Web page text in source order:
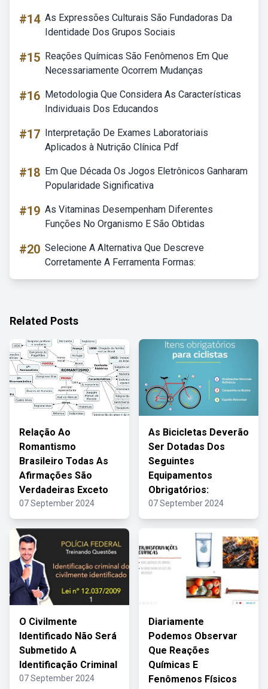
#14 As Expressões Culturais São Fundadoras Da
Identidade Dos Grupos Sociais
#15 Reações Químicas São Fenômenos Em Que
Necessariamente Ocorrem Mudanças
#16 Metodologia Que Considera As Características
Individuais Dos Educandos
#17 Interpretação De Exames Laboratoriais
Aplicados à Nutrição Clínica Pdf
#18 Em Que Década Os Jogos Eletrônicos Ganharam
Popularidade Significativa
#19 As Vitaminas Desempenham Diferentes
Funções No Organismo E São Obtidas
#20 Selecione A Alternativa Que Descreve
Corretamente A Ferramenta Formas:
Related Posts
Relação Ao
Romantismo
Brasileiro Todas As
Afirmações São
Verdadeiras Exceto
07 September 2024
As Bicicletas Deverão
Ser Dotadas Dos
Seguintes
Equipamentos
Obrigatórios:
07 September 2024
O Civilmente
Identificado Não Será
Submetido A
Identificação Criminal
07 September 2024
Diariamente
Podemos Observar
Que Reações
Químicas E
Fenômenos Físicos